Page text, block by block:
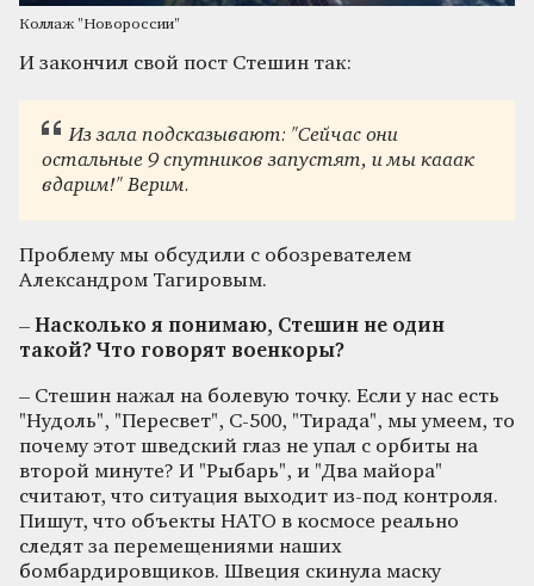
Коллаж "Новороссии"
И закончил свой пост Стешин так:
Из зала подсказывают: "Сейчас они
остальные 9 спутников запустят, и мы кааак
вдарим!" Верим.
Проблему мы обсудили с обозревателем
Александром Тагировым.
– Насколько я понимаю, Стешин не один
такой? Что говорят военкоры?
– Стешин нажал на болевую точку. Если у нас есть
"Нудоль", "Пересвет", С-500, "Тирада", мы умеем, то
почему этот шведский глаз не упал с орбиты на
второй минуте? И "Рыбарь", и "Два майора"
считают, что ситуация выходит из-под контроля.
Пишут, что объекты НАТО в космосе реально
следят за перемещениями наших
бомбардировщиков. Швеция скинула маску